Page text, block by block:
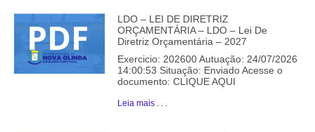
LDO – LEI DE DIRETRIZ
ORÇAMENTÁRIA – LDO – Lei De
Diretriz Orçamentária – 2027
Exercicio: 202600 Autuação: 24/07/2026
14:00:53 Situação: Enviado Acesse o
documento: CLIQUE AQUI
Leia mais . . .